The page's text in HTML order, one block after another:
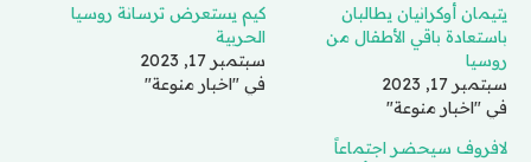
يتيمان أوكرانيان يطالبان
باستعادة باقي الأطفال من
روسيا
سبتمبر 17, 2023
في "اخبار منوعة"
كيم يستعرض ترسانة روسيا
الحربية
سبتمبر 17, 2023
في "اخبار منوعة"
لافروف سيحضر اجتماعاً